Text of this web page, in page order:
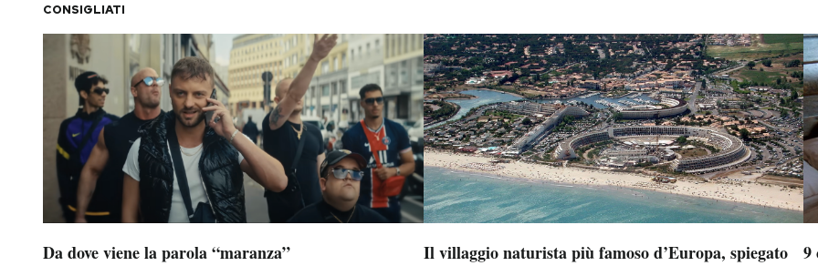
CONSIGLIATI
Da dove viene la parola “maranza” Il villaggio naturista più famoso d’Europa, spiegato 9